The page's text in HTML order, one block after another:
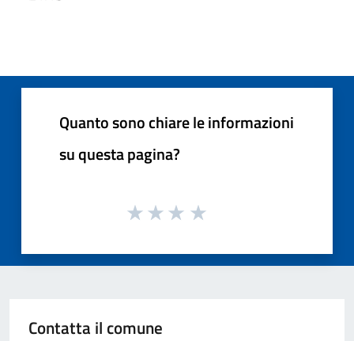
Quanto sono chiare le informazioni
su questa pagina?
Contatta il comune